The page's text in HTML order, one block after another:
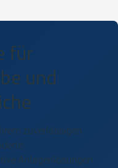
für
und
zuverlässigen
Anlagenlösungen